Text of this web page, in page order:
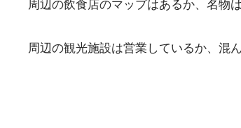
周辺の飲食店のマップはあるか、名物
周辺の観光施設は営業しているか、混